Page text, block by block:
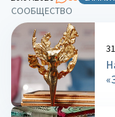
СООБЩЕСТВО